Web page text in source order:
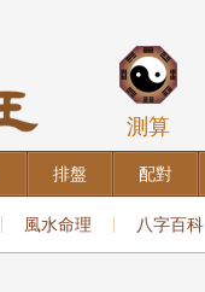
測算
排盤 配對
風水命理 八字百科